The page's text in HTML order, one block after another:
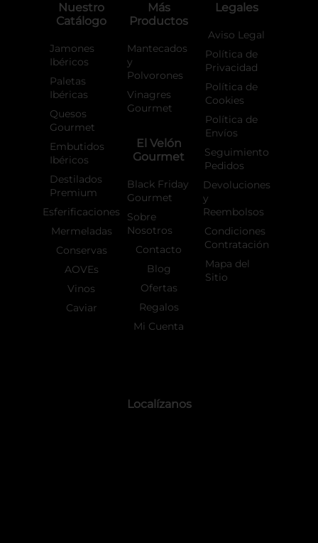
-
a
m
Nuestro
Catálogo
Jamones
Ibéricos
Paletas
Ibéricas
Quesos
Gourmet
Embutidos
Ibéricos
Destilados
Premium
Esferificaciones
Mermeladas
Conservas
AOVEs
Vinos
Caviar
Más
Productos
Mantecados
y
Polvorones
Vinagres
Gourmet
El Velón
Gourmet
Black Friday
Gourmet
Sobre
Nosotros
Contacto
Blog
Ofertas
Regalos
Mi Cuenta
Legales
Aviso Legal
Política de
Privacidad
Política de
Cookies
Política de
Envíos
Seguimiento
Pedidos
Devoluciones
y
Reembolsos
Condiciones
Contratación
Mapa del
Sitio
Localízanos